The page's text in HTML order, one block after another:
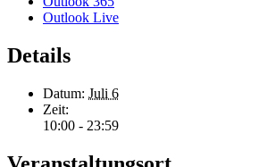
Outlook Live
Details
Datum: Juli 6
Zeit:
10:00 - 23:59